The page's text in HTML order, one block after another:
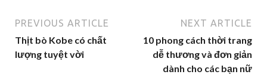
PREVIOUS ARTICLE
Thịt bò Kobe có chất
lượng tuyệt vời
NEXT ARTICLE
10 phong cách thời trang
dễ thương và đơn giản
dành cho các bạn nữ